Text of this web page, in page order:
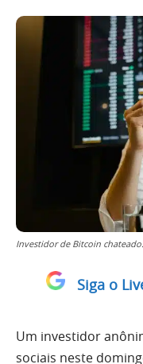
Investidor de Bitcoin
Siga o
Um investidor
sociais neste